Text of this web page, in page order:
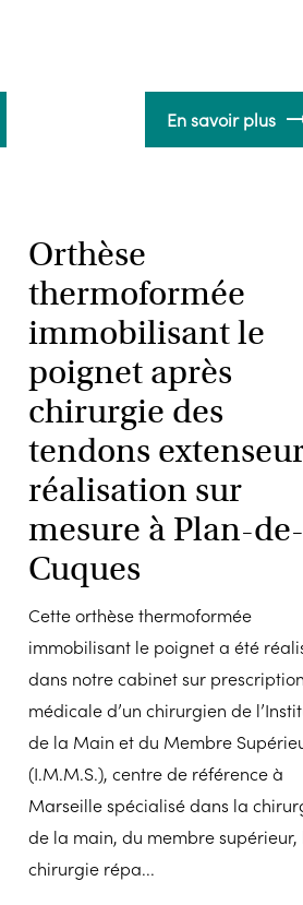
En savoir plus
Orthèse
thermoformée
immobilisant le
poignet après
chirurgie des
tendons
réalisation sur
mesure à Plan-de-
Cuques
Cette orthèse thermoformée
immobilisant le poignet a été
dans notre cabinet sur prescription
médicale d’un chirurgien de
de la Main et du Membre
(I.M.M.S.), centre de référence à
Marseille spécialisé dans la
de la main, du membre supérieur,
chirurgie répa...